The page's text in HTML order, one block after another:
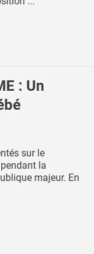
: Un
sur le
la
majeur. En